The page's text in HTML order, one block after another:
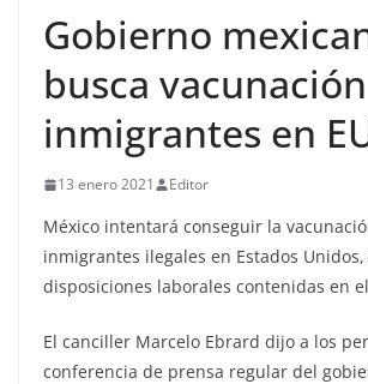
Gobierno
busca
inmigrantes en
13 enero 2021 Editor
México intentará conseguir la
inmigrantes ilegales en Estados
disposiciones laborales contenidas en
El canciller Marcelo Ebrard dijo a los
conferencia de prensa regular del